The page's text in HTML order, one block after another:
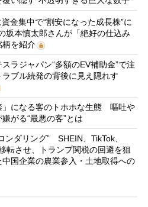
金集中で“割安になった成長株”に
本慎太郎さんが「絶好の仕込み
柄を紹介
ラジャパン“多額のEV補助金”で注
ブル続発の背後に見え隠れす
」になる客のトホホな生態 嘔吐や
がる“最悪の客”とは
ンダリング” SHEIN、TikTok、
転させ、トランプ関税の回避を狙
国企業の農業参入・土地取得への